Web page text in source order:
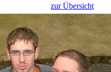
zur Übersicht